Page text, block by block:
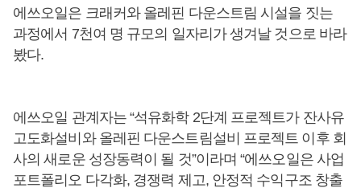
에쓰오일은 크래커와 올레핀 다운스트림 시설을 짓는
과정에서 7천여 명 규모의 일자리가 생겨날 것으로 바라
봤다.
에쓰오일 관계자는 “석유화학 2단계 프로젝트가 잔사유
고도화설비와 올레핀 다운스트림설비 프로젝트 이후 회
사의 새로운 성장동력이 될 것”이라며 “에쓰오일은 사업
포트폴리오 다각화, 경쟁력 제고, 안정적 수익구조 창출